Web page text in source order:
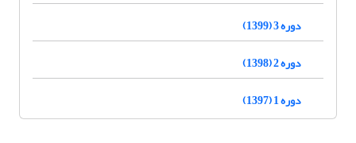
دوره 3 (1399)
دوره 2 (1398)
دوره 1 (1397)